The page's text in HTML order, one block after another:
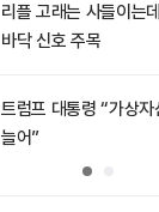
리플 고래는 사들이는
바닥 신호 주목
트럼프 대통령 “가상
늘어”